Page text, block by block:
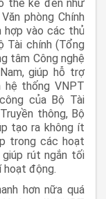
thể kể đến như
phòng Chính
hợp vào các thủ
Tài chính (Tổng
tâm Công nghệ
giúp hỗ trợ
hệ thống VNPT
của Bộ Tài
thông, Bộ
tạo ra không ít
trong các hoạt
giúp rút ngắn tối
hoạt động.
hơn nữa quá